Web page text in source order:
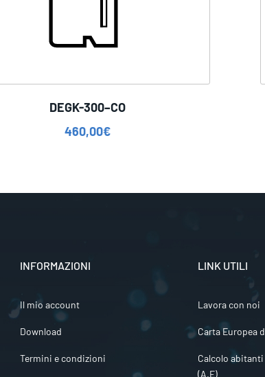
DEGK-300–CO
460,00€
INFORMAZIONI
Il mio account
Download
Termini e condizioni
LINK UTILI
Lavora con noi
Carta Europea
Calcolo
(A.E)